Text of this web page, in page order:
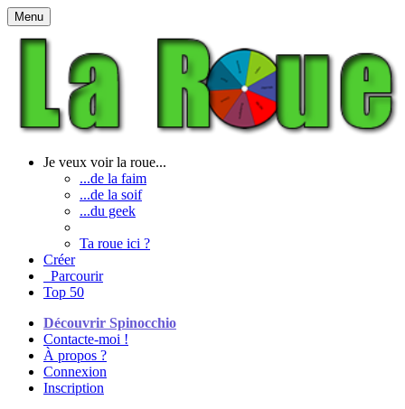
Menu
Je veux voir la roue...
...de la faim
...de la soif
...du geek
Ta roue ici ?
Créer
Parcourir
Top 50
Découvrir Spinocchio
Contacte-moi !
À propos ?
Connexion
Inscription